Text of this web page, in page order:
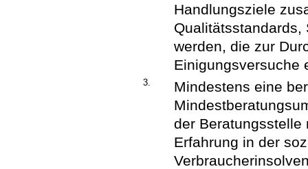
Handlungsziele
werden, die zur
Einigungsversuche
3.
Mindestens eine
der Beratungsstelle
Erfahrung in der